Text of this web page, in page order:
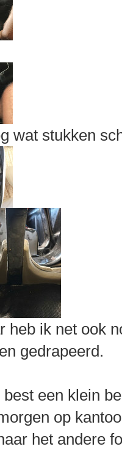
wat stukken
heb ik net ook
gedrapeerd.
best een klein
op
het andere